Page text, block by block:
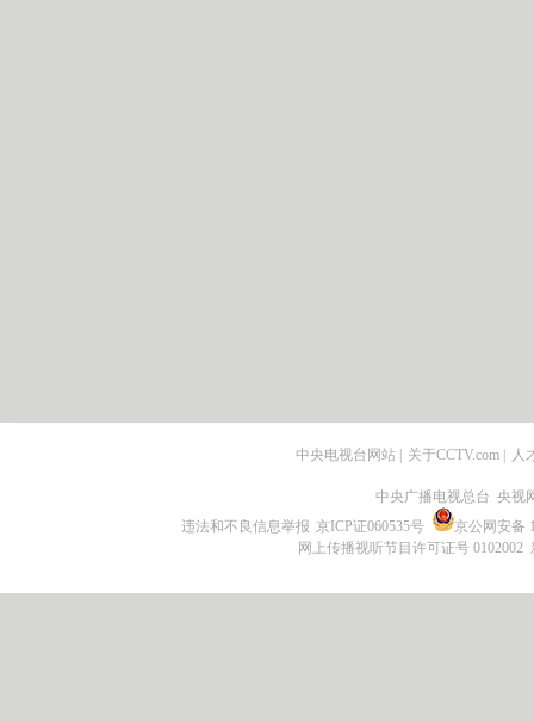
中央电视台网站 | 关于CCTV.com | 人
中央广播电视总台 央视
违法和不良信息举报 京ICP证060535号
京公网安备
网上传播视听节目许可证号 0102002